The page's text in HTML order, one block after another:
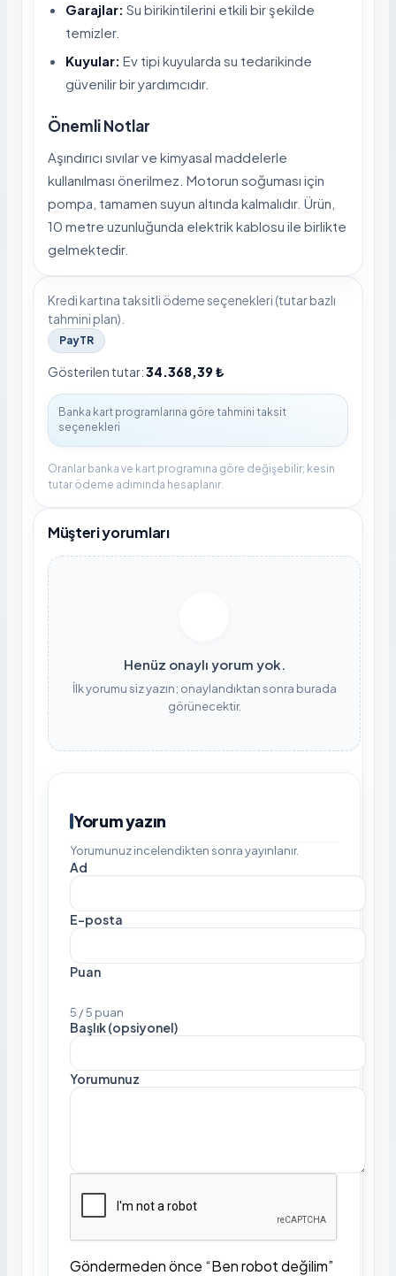
Garajlar: Su birikintilerini etkili bir şekilde
temizler.
Kuyular: Ev tipi kuyularda su tedarikinde
güvenilir bir yardımcıdır.
Önemli Notlar
Aşındırıcı sıvılar ve kimyasal maddelerle
kullanılması önerilmez. Motorun soğuması için
pompa, tamamen suyun altında kalmalıdır. Ürün,
10 metre uzunluğunda elektrik kablosu ile birlikte
gelmektedir.
Kredi kartına taksitli ödeme seçenekleri (tutar bazlı
tahmini plan).
PayTR
Gösterilen tutar:34.368,39 ₺
Oranlar banka ve kart programına göre değişebilir; kesin
tutar ödeme adımında hesaplanır.
Müşteri yorumları
Henüz onaylı yorum yok.
İlk yorumu siz yazın; onaylandıktan sonra burada
görünecektir.
Yorum yazın
Yorumunuz incelendikten sonra yayınlanır.
Ad
E-posta
Puan
5 / 5 puan
Başlık (opsiyonel)
Yorumunuz
Göndermeden önce “Ben robot değilim”